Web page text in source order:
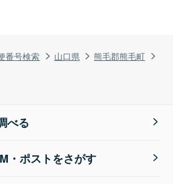
番号検索 山口県
熊毛郡熊毛町
べる
・ポストをさがす